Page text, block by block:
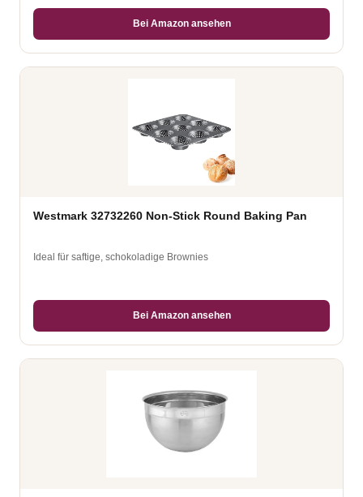
Bei Amazon ansehen
Westmark 32732260 Non-Stick Round Baking Pan
Ideal für saftige, schokoladige Brownies
Bei Amazon ansehen